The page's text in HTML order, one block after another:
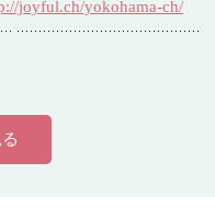
・研修施設
joyful.ch/yokohama-ch/